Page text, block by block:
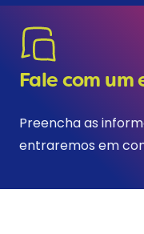
Fale com um
Preencha as
entraremos em